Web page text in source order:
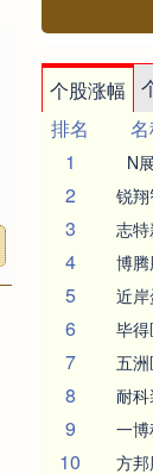
个股涨幅
排名
1
N
2 锐
3 志
4 博
5 近岸
6 毕
7 五
8 耐
9 一
10 方